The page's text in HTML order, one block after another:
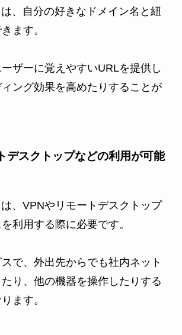
、自分の好きなドメイン名と紐
ます。
ザーに覚えやすいURLを提供し
ング効果を高めたりすることが
デスクトップなどの利用が可能
、VPNやリモートデスクトップ
利用する際に必要です。
で、外出先からでも社内ネット
り、他の機器を操作したりする
ます。